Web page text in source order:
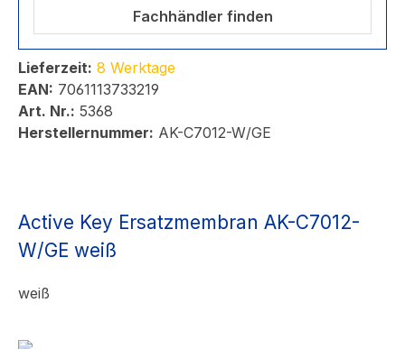
Fachhändler finden
Lieferzeit: 8 Werktage
EAN: 7061113733219
Art. Nr.: 5368
Herstellernummer: AK-C7012-W/GE
Active Key Ersatzmembran AK-C7012-
W/GE weiß
weiß